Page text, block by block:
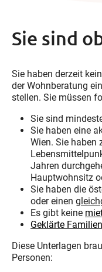
Sie sind
Sie haben derzeit
der Wohnberatung
stellen. Sie müssen
Sie sind
Sie haben eine
Wien. Sie haben
Jahren
Hauptwohnsitz
Sie haben die
oder einen
Es gibt keine
Geklärte
Diese Unterlagen
Personen: